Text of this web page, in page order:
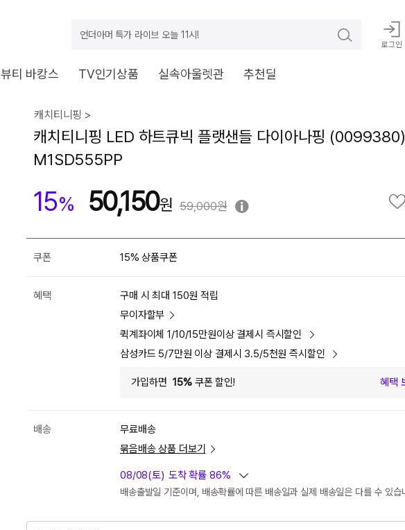
언더아머 특가 라이브 오늘 11시!
로그인
뷰티 바캉스 TV인기상품 실속아울렛관 추천딜
캐치티니핑 >
캐치티니핑 LED 하트큐빅 플랫샌들 다이아나핑
M1SD555PP
15% 50,150 59,000원
쿠폰 15% 상품쿠폰
혜택
구매 시 최대 150원 적립
무이자할부
퀵계좌이체 1/10/15만원이상 결제시 즉시할인
삼성카드 5/7만원 이상 결제시 3.5/5천원 즉시할인
가입하면 15%쿠폰 할인! 혜택
배송
무료배송
묶음배송 상품 더보기
08/08(토) 도착 확률 86%
배송출발일 기준이며, 배송확률에 따른 배송일과 실제 배송일은 다를 수 있습